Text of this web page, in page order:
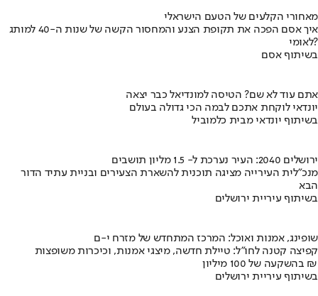
מאחורי הקלעים של הטעם הישראלי
איך אסם הפכה את תקופת הצנע והמחסור הקשה של שנות ה-40 למותג
לאומי?
בשיתוף אסם
אתם עוד לא שם? הטיסה למונדיאל כבר יצאה
יונדאי לוקחת אתכם לבמה הכי גדולה בעולם
בשיתוף יונדאי מבית כלמוביל
ירושלים 2040: העיר נערכת ל- 1.5 מליון תושבים
מנכ"לית העירייה מציגה תוכנית להשארת הצעירים ובניית עתיד הדור
הבא
בשיתוף עיריית ירושלים
שופינג, אמנות ואוכל: המרכז המתחדש של מזרח י-ם
קפיצה קטנה לחו"ל: טיילת חדשה, מיצגי אמנות, וכיכרות משופצות
בהשקעה של 100 מיליון ₪
בשיתוף עיריית ירושלים